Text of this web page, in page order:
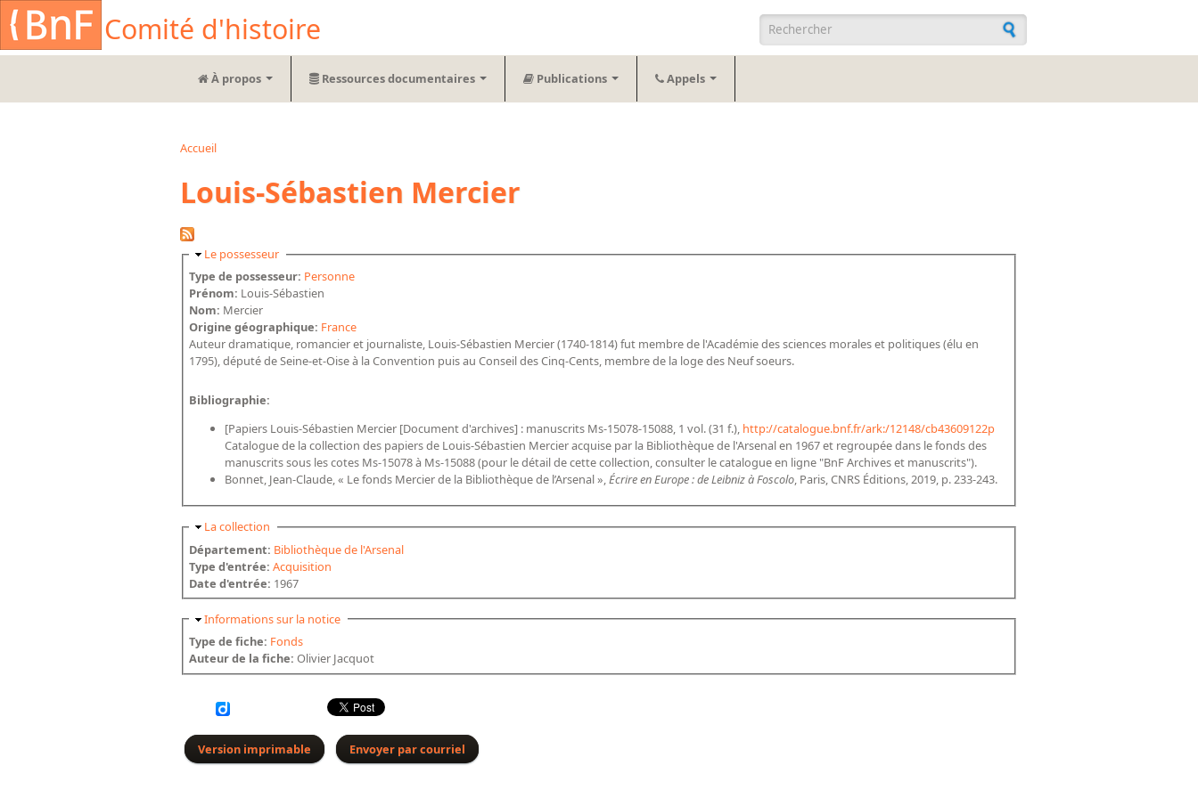
Aller au contenu principal
Comité d'histoire Formulaire de recherche
À propos Ressources documentaires Publications Appels
Accueil
Louis-Sébastien Mercier
Masquer
Le possesseur
Type de possesseur: Personne
Prénom: Louis-Sébastien
Nom: Mercier
Origine géographique: France
Auteur dramatique, romancier et journaliste, Louis-Sébastien Mercier (1740-1814) fut membre de l'Académie des sciences morales et politiques (élu en
1795), député de Seine-et-Oise à la Convention puis au Conseil des Cinq-Cents, membre de la loge des Neuf soeurs.
Bibliographie:
[Papiers Louis-Sébastien Mercier [Document d'archives] : manuscrits Ms-15078-15088, 1 vol. (31 f.), http://catalogue.bnf.fr/ark:/12148/cb43609122p
Catalogue de la collection des papiers de Louis-Sébastien Mercier acquise par la Bibliothèque de l'Arsenal en 1967 et regroupée dans le fonds des
manuscrits sous les cotes Ms-15078 à Ms-15088 (pour le détail de cette collection, consulter le catalogue en ligne "BnF Archives et manuscrits").
Bonnet, Jean-Claude, « Le fonds Mercier de la Bibliothèque de l’Arsenal »,Écrire en Europe : de Leibniz à Foscolo, Paris, CNRS Éditions, 2019, p. 233-243.
Masquer
La collection
Département: Bibliothèque de l'Arsenal
Type d'entrée:Acquisition
Date d'entrée: 1967
Masquer
Informations sur la notice
Type de fiche: Fonds
Auteur de la fiche:Olivier Jacquot
Version imprimable Envoyer par courriel
Cookies management panel